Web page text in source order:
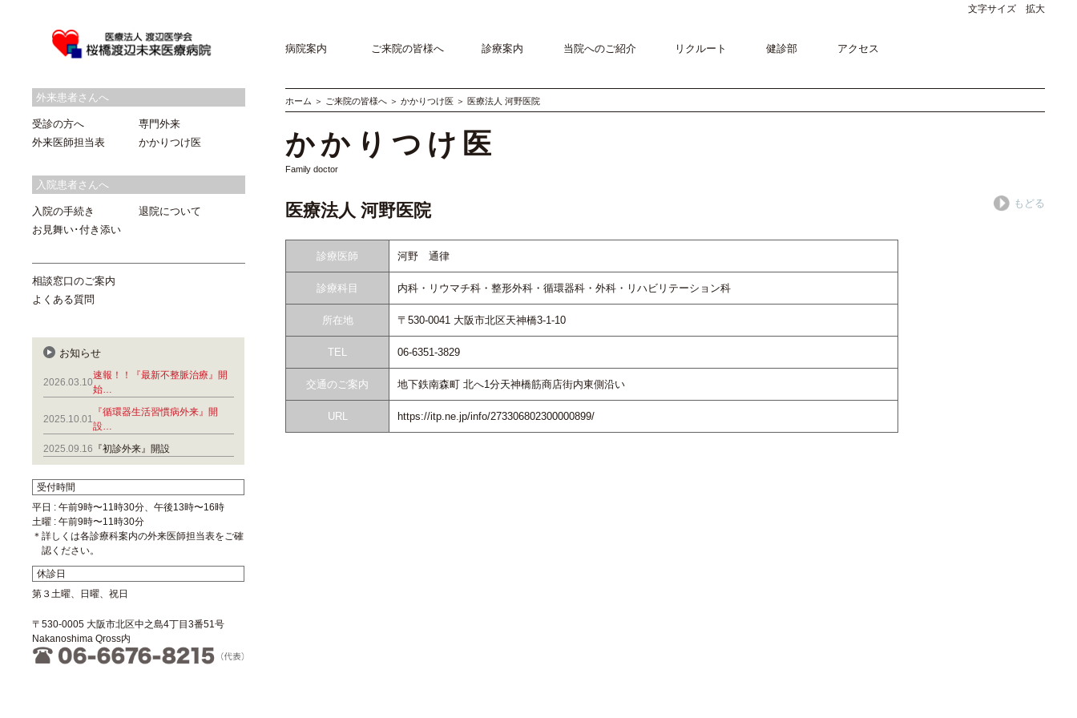
病院案内 ご来院の皆様へ 診療案内 当院へのご紹介 リクルート 健診部 アクセス
文字サイズ 拡大
ホーム ＞ ご来院の皆様へ ＞かかりつけ医 ＞医療法人 河野医院
かかりつけ医
Family doctor
もどる
医療法人 河野医院
診療医師 河野 通律
診療科目 内科・リウマチ科・整形外科・循環器科・外科・リハビリテーション科
所在地 〒530-0041 大阪市北区天神橋3-1-10
TEL 06-6351-3829
交通のご案内 地下鉄南森町 北へ1分天神橋筋商店街内東側沿い
URL https://itp.ne.jp/info/273306802300000899/
外来患者さんへ
受診の方へ
外来医師担当表
専門外来
かかりつけ医
入院患者さんへ
入院の手続き
お見舞い･付き添い
退院について
相談窓口のご案内
よくある質問
お知らせ
2026.03.10
速報！！『最新不整脈治療』開
始…
2025.10.01
『循環器生活習慣病外来』開
設…
2025.09.16 『初診外来』開設
受付時間
平日 : 午前9時〜11時30分、午後13時〜16時
土曜 : 午前9時〜11時30分
＊詳しくは各診療科案内の外来医師担当表をご確
認ください。
休診日
第３土曜、日曜、祝日
〒530-0005 大阪市北区中之島4丁目3番51号
Nakanoshima Qross内